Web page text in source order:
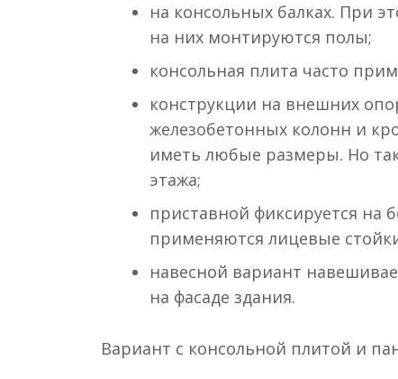
на консольных балках. При
на них монтируются полы;
консольная плита часто
конструкции на внешних
железобетонных колонн и
иметь любые размеры. Но
этажа;
приставной фиксируется на
применяются лицевые
навесной вариант
на фасаде здания.
Вариант с консольной плитой и